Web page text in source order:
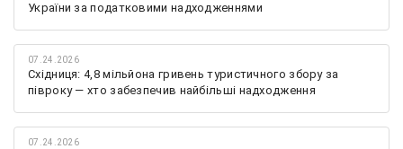
України за податковими надходженнями
07.24.2026
Східниця: 4,8 мільйона гривень туристичного збору за
півроку — хто забезпечив найбільші надходження
07.24.2026